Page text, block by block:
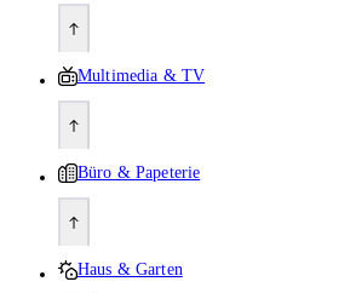
Multimedia & TV
Büro & Papeterie
Haus & Garten